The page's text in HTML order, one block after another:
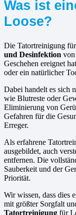
Was ist
Loose?
Die Tatortreinigung
und Desinfektion von
Geschehen ereignet
oder ein natürlicher
Dabei handelt es sich
wie Blutreste oder
Eliminierung von
Gefahren für die
Erreger.
Als erfahrene
ausgebildet, auch
entfernen. Die
Sauberkeit und der
Priorität.
Wir wissen, dass dies
mit größter Sorgfalt
Tatortreinigung für